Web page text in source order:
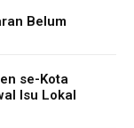
Belum
se-Kota
Isu Lokal